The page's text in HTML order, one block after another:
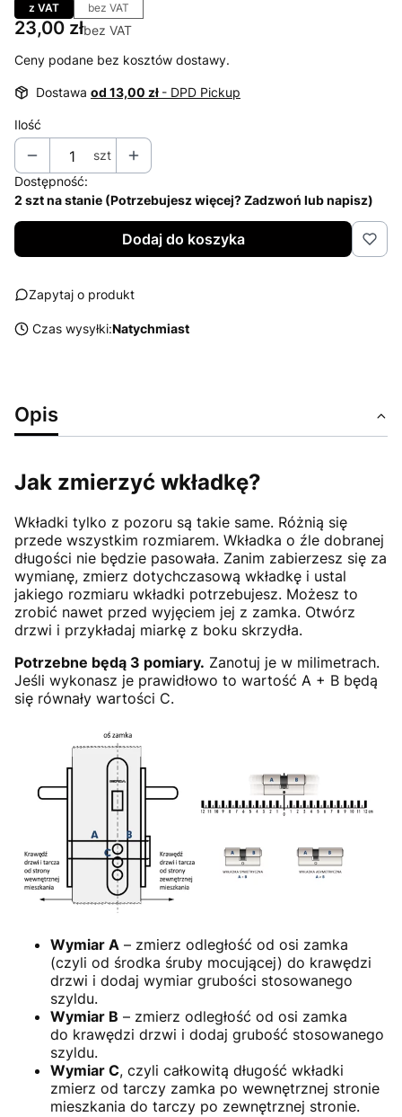
z VAT bez VAT
Cena
23,00 złbez VAT
Ceny podane bez kosztów dostawy.
Dostawa od 13,00 zł - DPD Pickup
Ilość
szt
Dostępność:
2 szt na stanie (Potrzebujesz więcej? Zadzwoń lub napisz)
Dodaj do koszyka
Zapytaj o produkt
Czas wysyłki:Natychmiast
Opis
Jak zmierzyć wkładkę?
Wkładki tylko z pozoru są takie same. Różnią się
przede wszystkim rozmiarem. Wkładka o źle dobranej
długości nie będzie pasowała. Zanim zabierzesz się za
wymianę, zmierz dotychczasową wkładkę i ustal
jakiego rozmiaru wkładki potrzebujesz. Możesz to
zrobić nawet przed wyjęciem jej z zamka. Otwórz
drzwi i przykładaj miarkę z boku skrzydła.
Potrzebne będą 3 pomiary. Zanotuj je w milimetrach.
Jeśli wykonasz je prawidłowo to wartość A + B będą
się równały wartości C.
Wymiar A – zmierz odległość od osi zamka
(czyli od środka śruby mocującej) do krawędzi
drzwi i dodaj wymiar grubości stosowanego
szyldu.
Wymiar B – zmierz odległość od osi zamka
do krawędzi drzwi i dodaj grubość stosowanego
szyldu.
Wymiar C, czyli całkowitą długość wkładki
zmierz od tarczy zamka po wewnętrznej stronie
mieszkania do tarczy po zewnętrznej stronie.